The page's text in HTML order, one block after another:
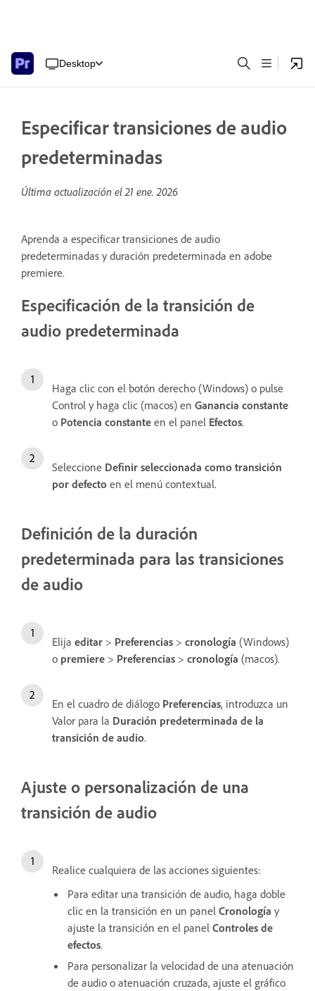
Desktop
Especificar transiciones de audio
predeterminadas
Última actualización el21 ene. 2026
Aprenda a especificar transiciones de audio
predeterminadas y duración predeterminada en adobe
premiere.
Especificación de la transición de
audio predeterminada
Haga clic con el botón derecho (Windows) o pulse
Control y haga clic (macos) en Ganancia constante
o Potencia constante en el panel Efectos.
Seleccione Definir seleccionada como transición
por defecto en el menú contextual.
Definición de la duración
predeterminada para las transiciones
de audio
Elija editar > Preferencias > cronología (Windows)
o premiere > Preferencias > cronología (macos).
En el cuadro de diálogo Preferencias, introduzca un
Valor para la Duración predeterminada de la
transición de audio.
Ajuste o personalización de una
transición de audio
Realice cualquiera de las acciones siguientes:
Para editar una transición de audio, haga doble
clic en la transición en un panel Cronología y
ajuste la transición en el panel Controles de
efectos.
Para personalizar la velocidad de una atenuación
de audio o atenuación cruzada, ajuste el gráfico